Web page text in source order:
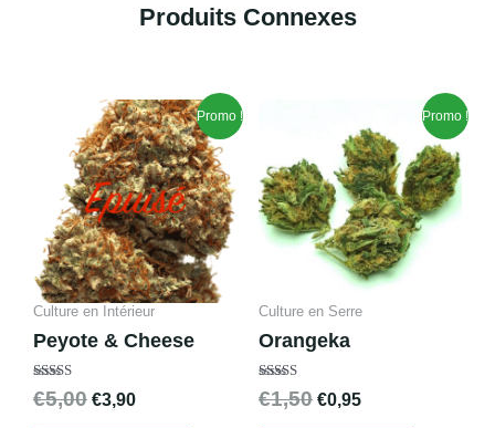
Produits Connexes
Promo !
Culture en Intérieur
Peyote & Cheese
Note
4.70
€5,00
Le
prix
initial
était :
€5,00.
€3,90
Le
prix
actuel
est :
€3,90.
Promo !
Culture en Serre
Orangeka
Note
4.67
€1,50
initial
était :
€1,50.
€0,95
prix
actuel
est :
€0,95.